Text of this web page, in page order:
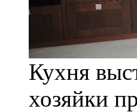
Кухня
хозяйки